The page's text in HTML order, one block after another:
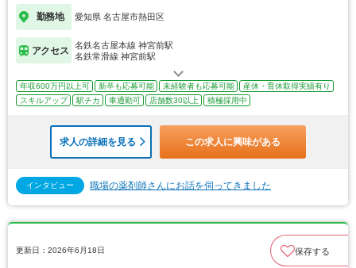
勤務地 愛知県 名古屋市熱田区
アクセス
名鉄名古屋本線 神宮前駅
名鉄常滑線 神宮前駅
年収600万円以上可 新卒も応募可能 未経験者も応募可能
産休・育休取得実績有り
スキルアップ
駅チカ 車通勤可 店舗数30以上 積極採用中
求人の詳細を見る この求人に興味がある
インタビュー 職場の薬剤師さんにお話を伺ってきました
更新日：2026年6月18日 保存する